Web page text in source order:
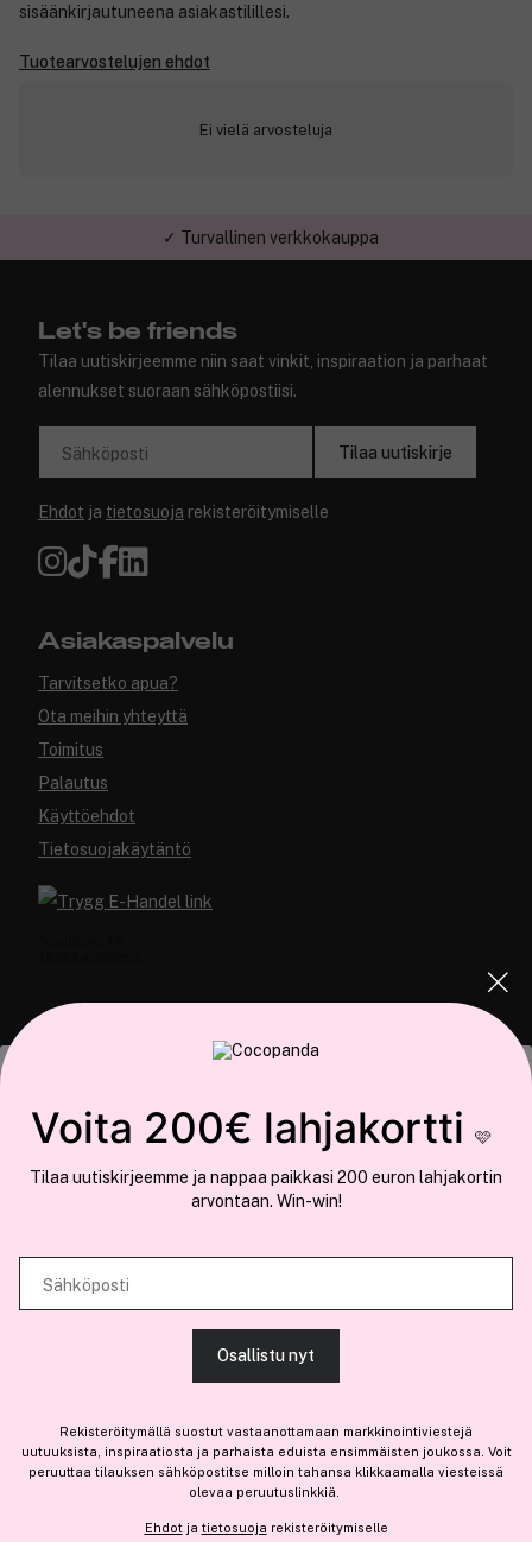
Tämä sivusto käyttää evästeitä
Käytämme evästeitä tarjoamamme sisällön ja mainosten
räätälöimiseen, sosiaalisen median ominaisuuksien tukemiseen ja
käytät sivustoamme. Kumppanimme voivat yhdistää näitä tietoja muihin
sisäänkirjautuneena asiakastilillesi.
Tuotearvostelujen ehdot
Ei vielä arvosteluja
✓ Turvallinen verkkokauppa
Let's be friends
Tilaa uutiskirjeemme niin saat vinkit, inspiraation ja parhaat
alennukset suoraan sähköpostiisi.
Sähköposti Tilaa uutiskirje
Ehdot ja tietosuoja rekisteröitymiselle
Asiakaspalvelu
Tarvitsetko apua?
Ota meihin yhteyttä
Toimitus
Palautus
Käyttöehdot
Tietosuojakäytäntö
Meistä
Jos haluat henkilökohtaista neuvoa ammattitason hiustuotteista,
Voita 200€ lahjakortti 🩷
Tilaa uutiskirjeemme ja nappaa paikkasi 200 euron lahjakortin
arvontaan. Win-win!
Sähköposti
Osallistu nyt
Rekisteröitymällä suostut vastaanottamaan markkinointiviestejä
uutuuksista, inspiraatiosta ja parhaista eduista ensimmäisten joukossa. Voit
peruuttaa tilauksen sähköpostitse milloin tahansa klikkaamalla viesteissä
olevaa peruutuslinkkiä.
Ehdotja tietosuoja rekisteröitymiselle